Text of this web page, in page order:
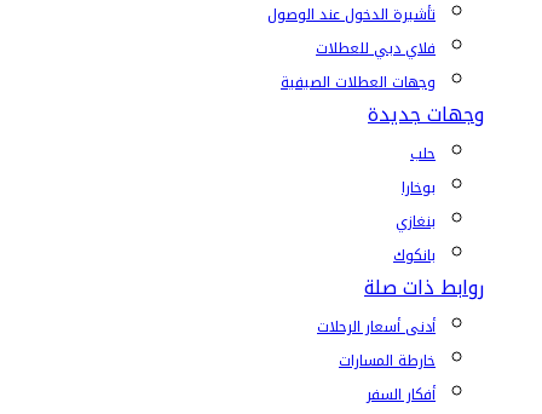
تأشيرة الدخول عند الوصول
فلاي دبي للعطلات
وجهات العطلات الصيفية
وجهات جديدة
حلب
بوخارا
بنغازي
بانكوك
روابط ذات صلة
أدنى أسعار الرحلات
خارطة المسارات
أفكار السفر